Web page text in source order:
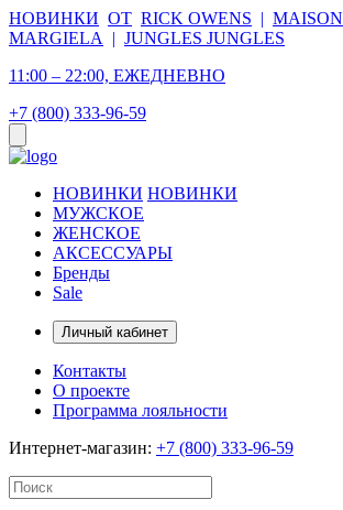
НОВИНКИ ОТ RICK OWENS | MAISON
MARGIELA
| JUNGLES JUNGLES
11:00 – 22:00, ЕЖЕДНЕВНО
+7 (800) 333-96-59
НОВИНКИ НОВИНКИ
МУЖСКОЕ
ЖЕНСКОЕ
АКСЕССУАРЫ
Бренды
Sale
Личный кабинет
Контакты
О проекте
Программа лояльности
Интернет-магазин: +7 (800) 333-96-59